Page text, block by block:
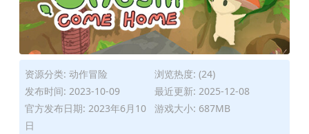
资源分类: 动作冒险
浏览热度: (24)
发布时间: 2023-10-09
最近更新: 2025-12-08
官方发布日期: 2023年6月10
日
游戏大小: 687MB